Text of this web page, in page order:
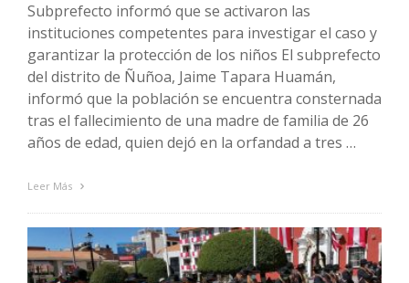
Subprefecto informó que se activaron las
instituciones competentes para investigar el caso y
garantizar la protección de los niños El subprefecto
del distrito de Ñuñoa, Jaime Tapara Huamán,
informó que la población se encuentra consternada
tras el fallecimiento de una madre de familia de 26
años de edad, quien dejó en la orfandad a tres …
Leer Más